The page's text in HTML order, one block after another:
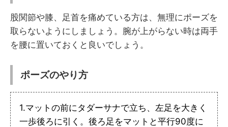
股関節や膝、足首を痛めている方は、無理にポーズを
取らないようにしましょう。腕が上がらない時は両手
を腰に置いておくと良いでしょう。
ポーズのやり方
1.マットの前にタダーサナで立ち、左足を大きく
一歩後ろに引く。後ろ足をマットと平行90度に